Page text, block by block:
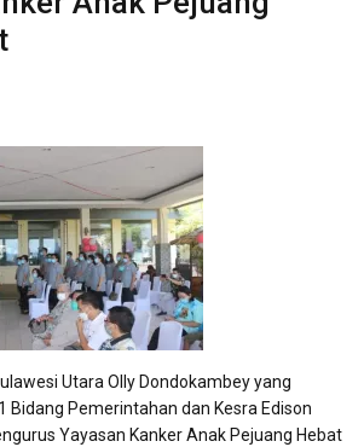
Utara Olly Dondokambey yang
Bidang Pemerintahan dan Kesra Edison
Yayasan Kanker Anak Pejuang Hebat